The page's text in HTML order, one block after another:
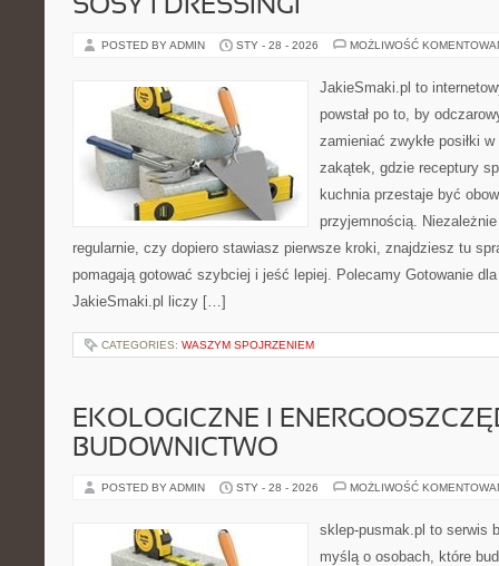
SOSY I DRESSINGI
POSTED BY ADMIN STY - 28 - 2026 MOŻLIWOŚĆ
JakieSmaki.pl to
powstał po to, by
zamieniać zwykłe posiłki
zakątek, gdzie receptury
kuchnia przestaje być
przyjemnością.
regularnie, czy dopiero stawiasz pierwsze kroki, znajdziesz tu
pomagają gotować szybciej i jeść lepiej. Polecamy Gotowanie
JakieSmaki.pl liczy […]
CATEGORIES: WASZYM SPOJRZENIEM
EKOLOGICZNE I
BUDOWNICTWO
POSTED BY ADMIN STY - 28 - 2026 MOŻLIWOŚĆ
sklep-pusmak.pl to serwis
myślą o osobach, które